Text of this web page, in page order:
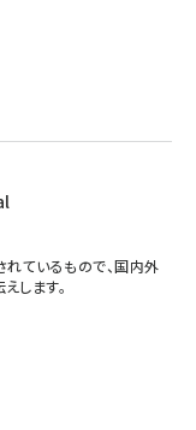
ているもので、国内外
します。